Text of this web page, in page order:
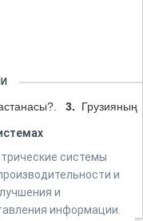
3.
Грузияның
9. Чехияның астанасы?.
системы
и
и
информации.